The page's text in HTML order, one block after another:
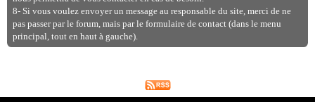
8- Si vous voulez envoyer un message au responsable du site, merci de ne
pas passer par le forum, mais par le formulaire de contact (dans le menu
principal, tout en haut à gauche).